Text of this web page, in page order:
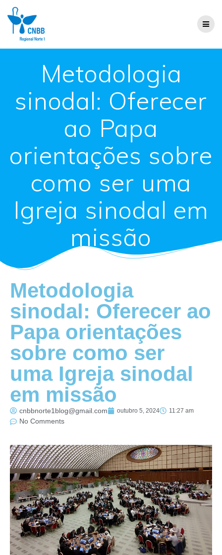
Metodologia
sinodal: Oferecer
ao Papa
orientações sobre
como ser uma
Igreja sinodal em
missão
Metodologia
sinodal: Oferecer ao
Papa orientações
sobre como ser
uma Igreja sinodal
em missão
cnbbnorte1blog@gmail.com outubro 5, 2024 11:27 am
No Comments